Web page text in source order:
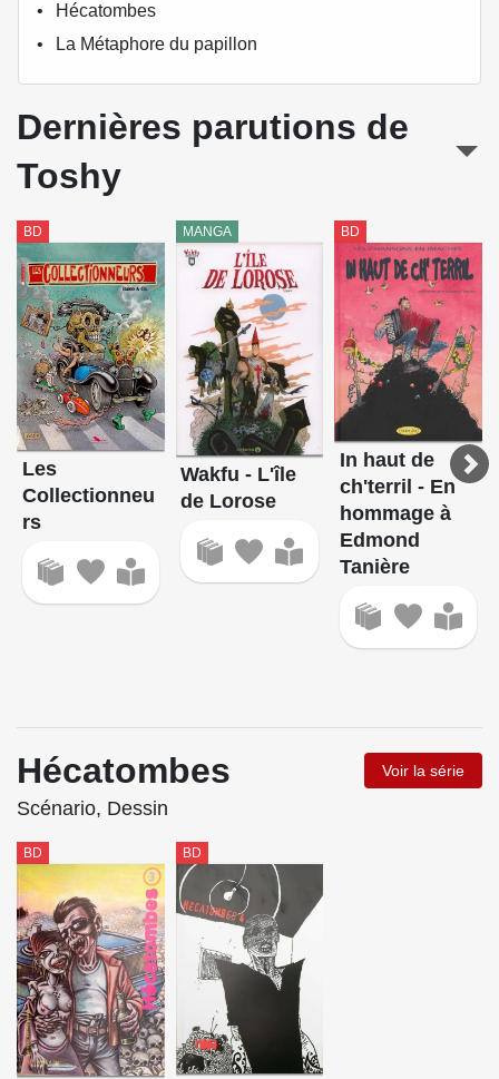
Hécatombes
La Métaphore du papillon
Dernières parutions de
Toshy
BD
Les
Collectionneu
rs
MANGA
Wakfu - L'île
de Lorose
BD
In haut de
ch'terril - En
hommage à
Edmond
Tanière
Hécatombes Voir la série
Scénario, Dessin
BD BD